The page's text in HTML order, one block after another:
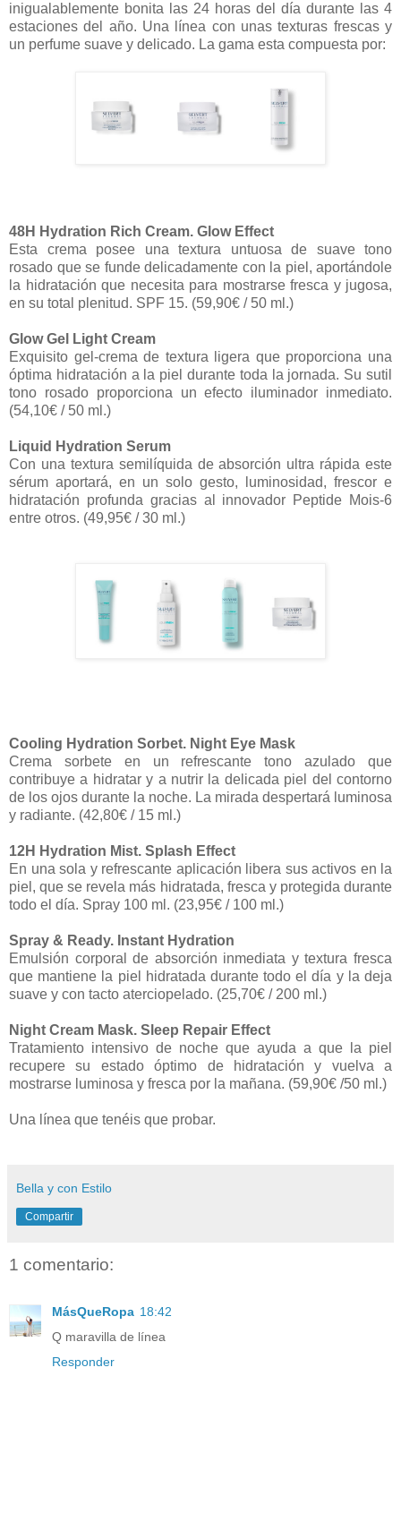
inigualablemente bonita las 24 horas del día durante las 4
estaciones del año. Una línea con unas texturas frescas y
un perfume suave y delicado. La gama esta compuesta por:
48H Hydration Rich Cream. Glow Effect
Esta crema posee una textura untuosa de suave tono
rosado que se funde delicadamente con la piel, aportándole
la hidratación que necesita para mostrarse fresca y jugosa,
en su total plenitud. SPF 15. (59,90€ / 50 ml.)
Glow Gel Light Cream
Exquisito gel-crema de textura ligera que proporciona una
óptima hidratación a la piel durante toda la jornada. Su sutil
tono rosado proporciona un efecto iluminador inmediato.
(54,10€ / 50 ml.)
Liquid Hydration Serum
Con una textura semilíquida de absorción ultra rápida este
sérum aportará, en un solo gesto, luminosidad, frescor e
hidratación profunda gracias al innovador Peptide Mois-6
entre otros. (49,95€ / 30 ml.)
Cooling Hydration Sorbet. Night Eye Mask
Crema sorbete en un refrescante tono azulado que
contribuye a hidratar y a nutrir la delicada piel del contorno
de los ojos durante la noche. La mirada despertará luminosa
y radiante. (42,80€ / 15 ml.)
12H Hydration Mist. Splash Effect
En una sola y refrescante aplicación libera sus activos en la
piel, que se revela más hidratada, fresca y protegida durante
todo el día. Spray 100 ml. (23,95€ / 100 ml.)
Spray & Ready. Instant Hydration
Emulsión corporal de absorción inmediata y textura fresca
que mantiene la piel hidratada durante todo el día y la deja
suave y con tacto aterciopelado. (25,70€ / 200 ml.)
Night Cream Mask. Sleep Repair Effect
Tratamiento intensivo de noche que ayuda a que la piel
recupere su estado óptimo de hidratación y vuelva a
mostrarse luminosa y fresca por la mañana. (59,90€ /50 ml.)
Una línea que tenéis que probar.
Bella y con Estilo
Compartir
1 comentario:
MásQueRopa 18:42
Q maravilla de línea
Responder